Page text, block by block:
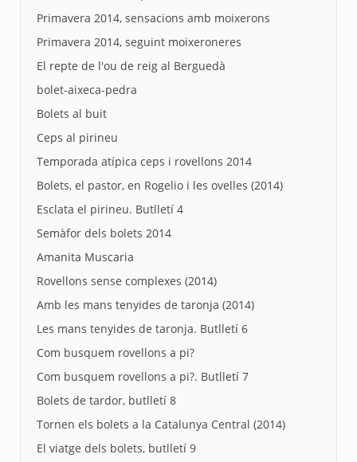
Primavera 2014, sensacions amb moixerons
Primavera 2014, seguint moixeroneres
El repte de l'ou de reig al Berguedà
bolet-aixeca-pedra
Bolets al buit
Ceps al pirineu
Temporada atípica ceps i rovellons 2014
Bolets, el pastor, en Rogelio i les ovelles (2014)
Esclata el pirineu. Butlletí 4
Semàfor dels bolets 2014
Amanita Muscaria
Rovellons sense complexes (2014)
Amb les mans tenyides de taronja (2014)
Les mans tenyides de taronja. Butlletí 6
Com busquem rovellons a pi?
Com busquem rovellons a pi?. Butlletí 7
Bolets de tardor, butlletí 8
Tornen els bolets a la Catalunya Central (2014)
El viatge dels bolets, butlletí 9